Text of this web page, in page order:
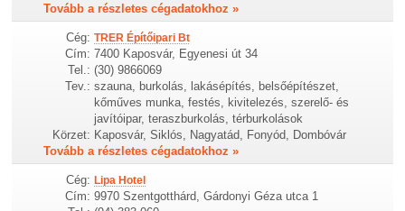
Tovább a részletes cégadatokhoz »
Cég: TRER Építőipari Bt
Cím: 7400 Kaposvár, Egyenesi út 34
Tel.: (30) 9866069
Tev.: szauna, burkolás, lakásépítés, belsőépítészet,
kőműves munka, festés, kivitelezés, szerelő- és
javítóipar, teraszburkolás, térburkolások
Körzet: Kaposvár, Siklós, Nagyatád, Fonyód, Dombóvár
Tovább a részletes cégadatokhoz »
Cég: Lipa Hotel
Cím: 9970 Szentgotthárd, Gárdonyi Géza utca 1